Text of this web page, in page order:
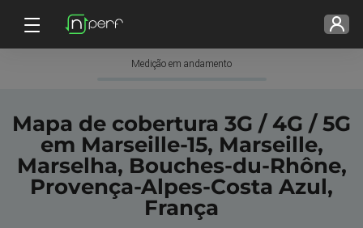
Medição em andamento
Mapa de cobertura 3G / 4G / 5G
em Marseille-15, Marseille,
Marselha, Bouches-du-Rhône,
Provença-Alpes-Costa Azul,
França